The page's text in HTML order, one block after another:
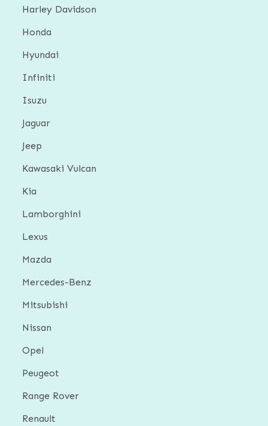
Harley Davidson
Honda
Hyundai
Infiniti
Isuzu
Jaguar
Jeep
Kawasaki Vulcan
Kia
Lamborghini
Lexus
Mazda
Mercedes-Benz
Mitsubishi
Nissan
Opel
Peugeot
Range Rover
Renault